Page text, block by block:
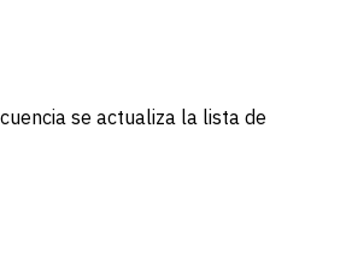
se actualiza la lista de